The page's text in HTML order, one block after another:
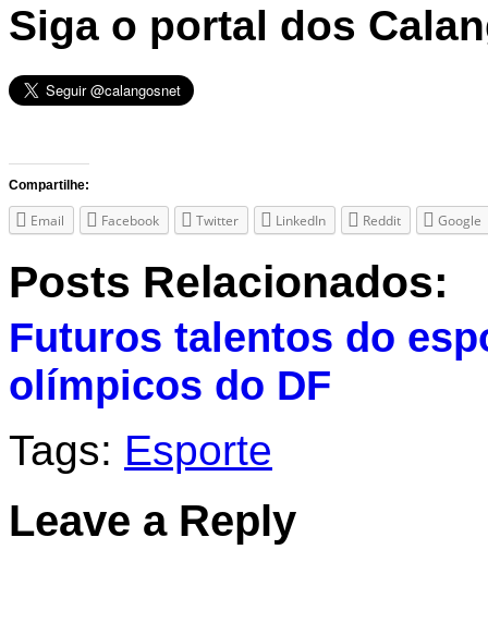
Siga o portal dos
Compartilhe:
Email Facebook Twitter LinkedIn Reddit Google
Posts Relacionados:
Futuros talentos do
olímpicos do DF
Tags: Esporte
Leave a Reply